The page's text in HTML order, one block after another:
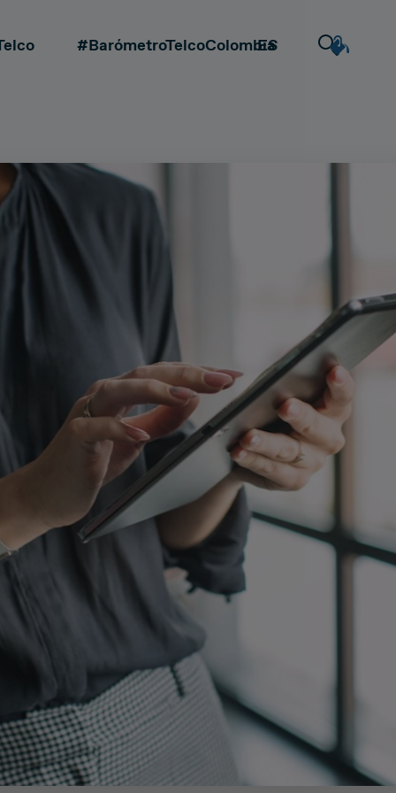
Due Diligence
Post Merger Integration
Business Strategy
Market Strategy & Screening
Analysis
Performance Transformation
#BarómetroTelcoColombia
ES
Extrovertida
Detallista